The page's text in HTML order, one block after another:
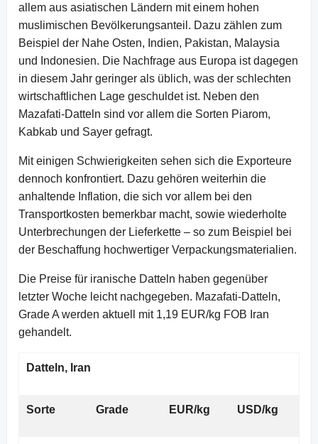
allem aus asiatischen Ländern mit einem hohen
muslimischen Bevölkerungsanteil. Dazu zählen zum
Beispiel der Nahe Osten, Indien, Pakistan, Malaysia
und Indonesien. Die Nachfrage aus Europa ist dagegen
in diesem Jahr geringer als üblich, was der schlechten
wirtschaftlichen Lage geschuldet ist. Neben den
Mazafati-Datteln sind vor allem die Sorten Piarom,
Kabkab und Sayer gefragt.
Mit einigen Schwierigkeiten sehen sich die Exporteure
dennoch konfrontiert. Dazu gehören weiterhin die
anhaltende Inflation, die sich vor allem bei den
Transportkosten bemerkbar macht, sowie wiederholte
Unterbrechungen der Lieferkette – so zum Beispiel bei
der Beschaffung hochwertiger Verpackungsmaterialien.
Die Preise für iranische Datteln haben gegenüber
letzter Woche leicht nachgegeben. Mazafati-Datteln,
Grade A werden aktuell mit 1,19 EUR/kg FOB Iran
gehandelt.
Datteln, Iran
Sorte Grade EUR/kg USD/kg